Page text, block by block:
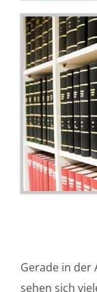
Gerade in der
sehen sich